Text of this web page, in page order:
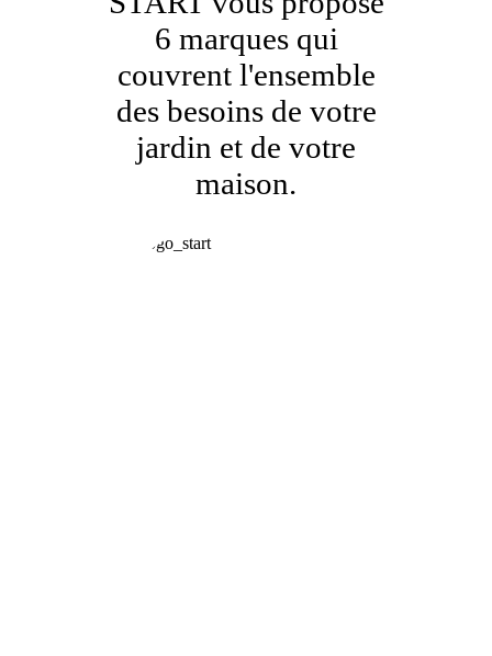
6 marques qui
couvrent l'ensemble
des besoins de votre
jardin et de votre
maison.